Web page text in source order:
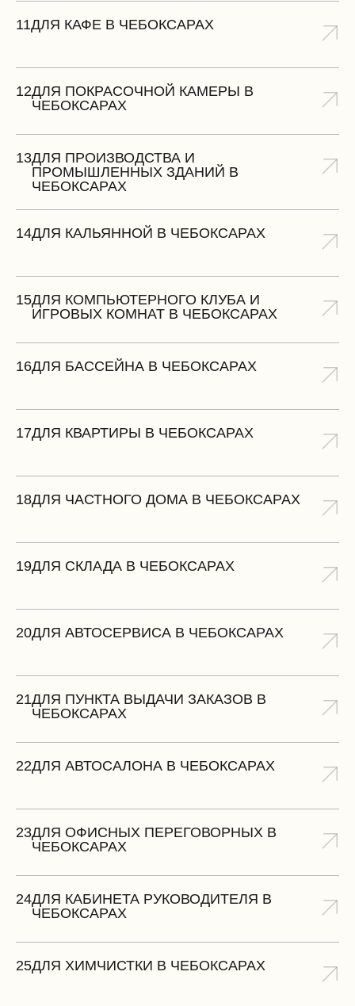
11ДЛЯ КАФЕ В ЧЕБОКСАРАХ
12ДЛЯ ПОКРАСОЧНОЙ КАМЕРЫ В
ЧЕБОКСАРАХ
13ДЛЯ ПРОИЗВОДСТВА И
ПРОМЫШЛЕННЫХ ЗДАНИЙ В
ЧЕБОКСАРАХ
14ДЛЯ КАЛЬЯННОЙ В ЧЕБОКСАРАХ
15ДЛЯ КОМПЬЮТЕРНОГО КЛУБА И
ИГРОВЫХ КОМНАТ В ЧЕБОКСАРАХ
16ДЛЯ БАССЕЙНА В ЧЕБОКСАРАХ
17ДЛЯ КВАРТИРЫ В ЧЕБОКСАРАХ
18ДЛЯ ЧАСТНОГО ДОМА В ЧЕБОКСАРАХ
19ДЛЯ СКЛАДА В ЧЕБОКСАРАХ
20ДЛЯ АВТОСЕРВИСА В ЧЕБОКСАРАХ
21ДЛЯ ПУНКТА ВЫДАЧИ ЗАКАЗОВ В
ЧЕБОКСАРАХ
22ДЛЯ АВТОСАЛОНА В ЧЕБОКСАРАХ
23ДЛЯ ОФИСНЫХ ПЕРЕГОВОРНЫХ В
ЧЕБОКСАРАХ
24ДЛЯ КАБИНЕТА РУКОВОДИТЕЛЯ В
ЧЕБОКСАРАХ
25ДЛЯ ХИМЧИСТКИ В ЧЕБОКСАРАХ